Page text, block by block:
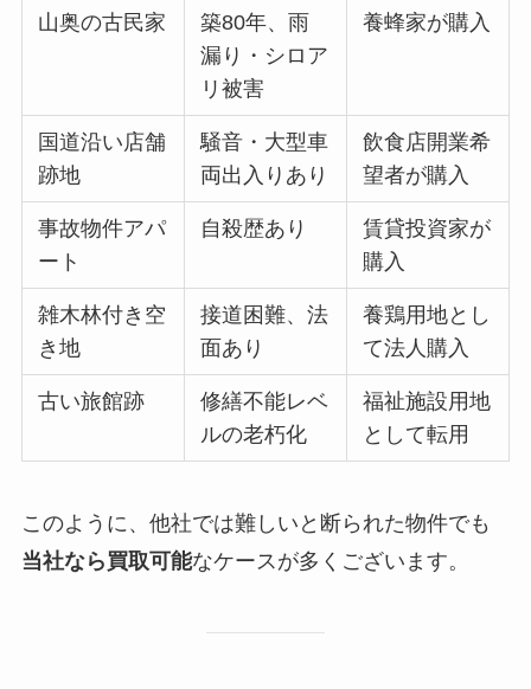
山奥の古民家
築80年、雨
漏り・シロア
リ被害
養蜂家が購入
国道沿い店舗
跡地
騒音・大型車
両出入りあり
飲食店開業希
望者が購入
事故物件アパ
ート
自殺歴あり
賃貸投資家が
購入
雑木林付き空
き地
接道困難、法
面あり
養鶏用地とし
て法人購入
古い旅館跡
修繕不能レベ
ルの老朽化
福祉施設用地
として転用
このように、他社では難しいと断られた物件でも
当社なら買取可能なケースが多くございます。